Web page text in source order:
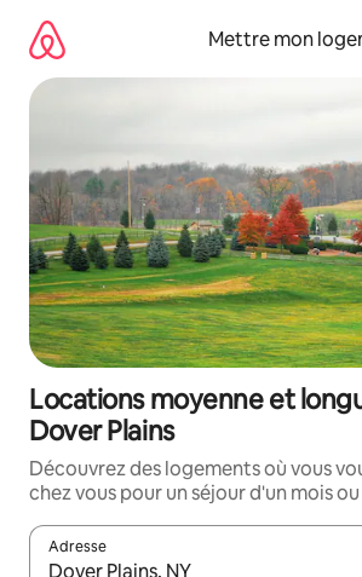
directement
contenu
Mettre mon
Locations moyenne et
Dover Plains
Découvrez des logements où vous
chez vous pour un séjour d'un mois
Adresse
Lorsque les résultats s'affichent,